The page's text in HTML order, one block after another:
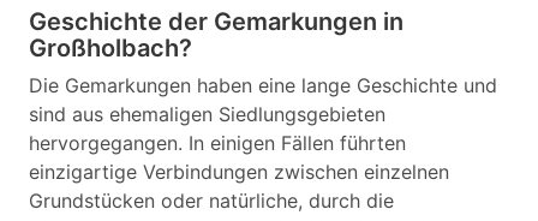
Geschichte der Gemarkungen in
Großholbach?
Die Gemarkungen haben eine lange Geschichte und
sind aus ehemaligen Siedlungsgebieten
hervorgegangen. In einigen Fällen führten
einzigartige Verbindungen zwischen einzelnen
Grundstücken oder natürliche, durch die